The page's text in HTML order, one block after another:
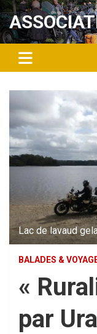
Aller
au
contenu
Lac de lavaud
BALADES &
«
par